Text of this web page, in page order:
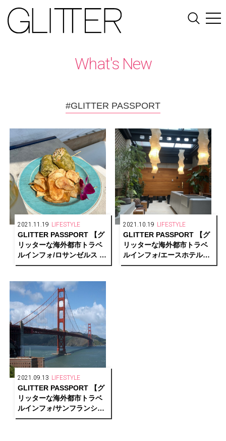
What's New
#GLITTER PASSPORT
2021.11.19 LIFESTYLE
GLITTER PASSPORT 【グ
リッターな海外都市トラベ
ルインフォ/ロサンゼルス ワ
ーケーション編】
2021.10.19 LIFESTYLE
GLITTER PASSPORT 【グ
リッターな海外都市トラベ
ルインフォ/エースホテル
編】
2021.09.13 LIFESTYLE
GLITTER PASSPORT 【グ
リッターな海外都市トラベ
ルインフォ/サンフランシス
コ編】